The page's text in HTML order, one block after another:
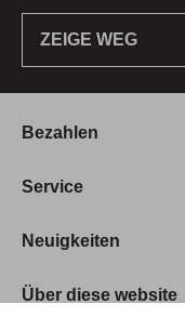
ZEIGE WEG
Bezahlen
Bestellung & Zahlung
Vertrag widerrufen
Lieferzeiten
Service
Über Hogetex
Kundenservice
Neuigkeiten
Messen
Über diese website